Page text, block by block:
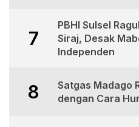
7
PBHI Sulsel
Siraj, Desak
Independen
8
Satgas Madago
dengan Cara